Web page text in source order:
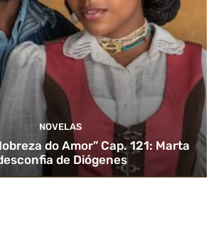
NOVELAS
do Amor” Cap. 121: Marta
de Diógenes